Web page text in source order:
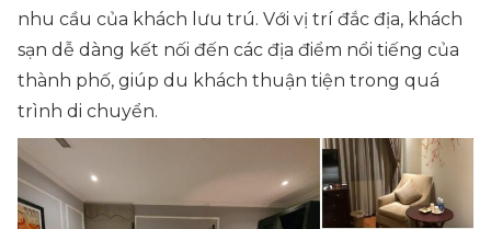
nhu cầu của khách lưu trú. Với vị trí đắc địa, khách
sạn dễ dàng kết nối đến các địa điểm nổi tiếng của
thành phố, giúp du khách thuận tiện trong quá
trình di chuyển.